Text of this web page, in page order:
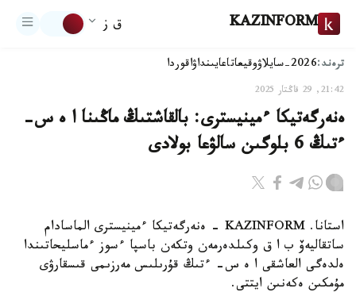
KAZINFORM ق ز
ترەند:2026-سايلاۋ وقيعاتاعايىنداۋاقوردا
21:42, 29 قاڭتار 2025
ەنەرگەتيكا ءمينيسترى: بالقاشتىڭ ماڭىنا ا ە س-
ءتىڭ 6 بلوگىن سالۋعا بولادى
استانا. KAZINFORM - ەنەرگەتيكا ءمينيسترى الماسادام
ساتقاليەۆ ب ا ق وكىلدەرمەن وتكەن باسپا ءسوز ءماسليحاتىندا
ەلدەگى العاشقى ا ە س- ءتىڭ قۇرىلىس مەرزىمى قىسقارۋى
مۇمكىن ەكەنىن ايتتى.